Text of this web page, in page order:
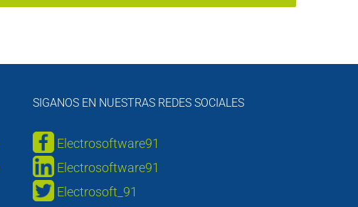
SIGANOS EN NUESTRAS REDES SOCIALES
Electrosoftware91
Electrosoftware91
Electrosoft_91